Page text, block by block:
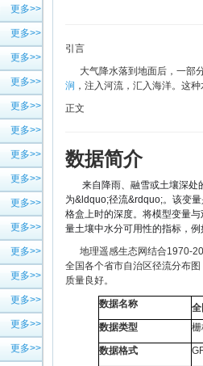
更多>>
更多>>
更多>>
更多>>
更多>>
更多>>
更多>>
更多>>
更多>>
更多>>
更多>>
更多>>
更多>>
更多>>
更多>>
引言
大气降水落到地面后，一部
涧 ，注入河流，汇入海洋。这
正文
数据简介
来自降雨、融雪或土壤深处
为&ldquo;径流&rdquo;。 该变
格盒上时的深度。 将模型变量
量土壤中水分可用性的指标，
地理遥感生态网结合1970-
全国各个省市自治区径流分布
质量良好。
数据名称
数据类型
栅
数据格式